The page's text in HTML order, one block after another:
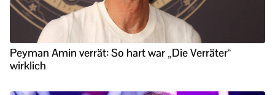
Peyman Amin verrät: So hart war „Die Verräter“
wirklich